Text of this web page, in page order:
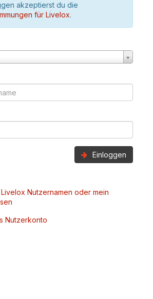
akzeptierst du die
für Livelox.
Einloggen
Nutzernamen oder mein
Nutzerkonto